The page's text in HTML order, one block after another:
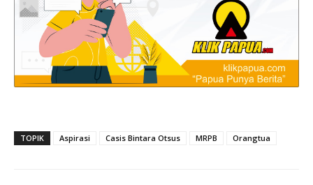
TOPIK Aspirasi Casis Bintara Otsus MRPB Orangtua